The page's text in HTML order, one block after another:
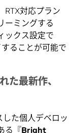
RTX対応プラン
ーミングする
ックス設定で
ることが可能で
た最新作、
した個人デベロッ
る『Bright